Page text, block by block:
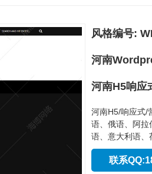
风格编号:
河南
河南H5响应
河南H5/响应式/
语、俄语、阿拉
语、意大利语、
联系